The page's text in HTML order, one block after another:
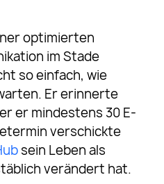
optimierten
im Stade
so einfach, wie
Er erinnerte
er mindestens 30 E-
verschickte
sein Leben als
verändert hat.